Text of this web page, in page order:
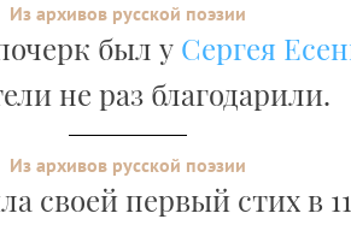
Из архивов русской поэзии
был у Сергея
не раз благодарили.
Из архивов русской поэзии
своей первый стих в